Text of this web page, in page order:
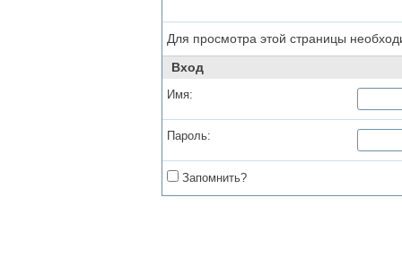
Для просмотра этой страницы
Вход
Имя:
Пароль:
Запомнить?